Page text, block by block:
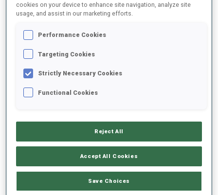
1 25 T. ECKHOFF
2 21 I. TANDREVOLD
NOR 0
PREUSS
GER 0 1
20:03.1
+25.1
5 54 E. OEBERG
cookies on your device to enhance site navigation, analyze site
usage, and assist in our marketing efforts.
Performance Cookies
Targeting Cookies
Strictly Necessary Cookies
Functional Cookies
Reject All
Accept All Cookies
Save Choices